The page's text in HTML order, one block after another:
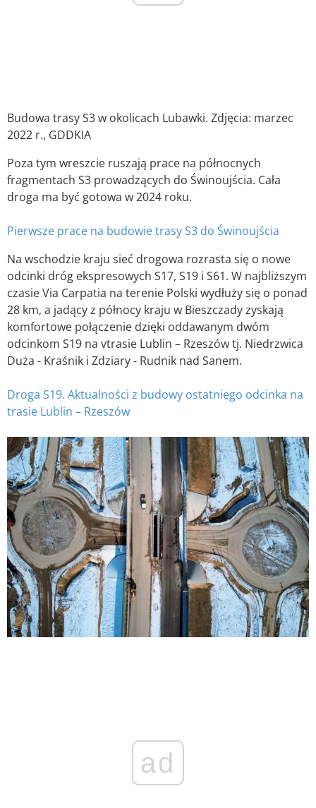
Budowa trasy S3 w okolicach Lubawki. Zdjęcia: marzec
2022 r., GDDKIA
Poza tym wreszcie ruszają prace na północnych
fragmentach S3 prowadzących do Świnoujścia. Cała
droga ma być gotowa w 2024 roku.
Pierwsze prace na budowie trasy S3 do Świnoujścia
Na wschodzie kraju sieć drogowa rozrasta się o nowe
odcinki dróg ekspresowych S17, S19 i S61. W najbliższym
czasie Via Carpatia na terenie Polski wydłuży się o ponad
28 km, a jadący z północy kraju w Bieszczady zyskają
komfortowe połączenie dzięki oddawanym dwóm
odcinkom S19 na vtrasie Lublin – Rzeszów tj. Niedrzwica
Duża - Kraśnik i Zdziary - Rudnik nad Sanem.
Droga S19. Aktualności z budowy ostatniego odcinka na
trasie Lublin – Rzeszów
ad